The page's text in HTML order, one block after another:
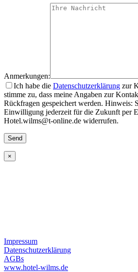
Anmerkungen:
Ich habe die Datenschutzerklärung zur
stimme zu, dass meine Angaben zur
Rückfragen gespeichert werden. Hinweis:
Einwilligung jederzeit für die Zukunft per
Hotel.wilms@t-online.de widerrufen.
×
Impressum
Datenschutzerklärung
AGBs
www.hotel-wilms.de